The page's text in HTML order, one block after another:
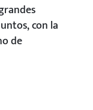
con la
de